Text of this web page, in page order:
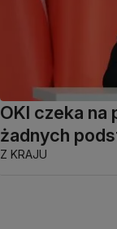
OKI czeka na
żadnych
Z KRAJU